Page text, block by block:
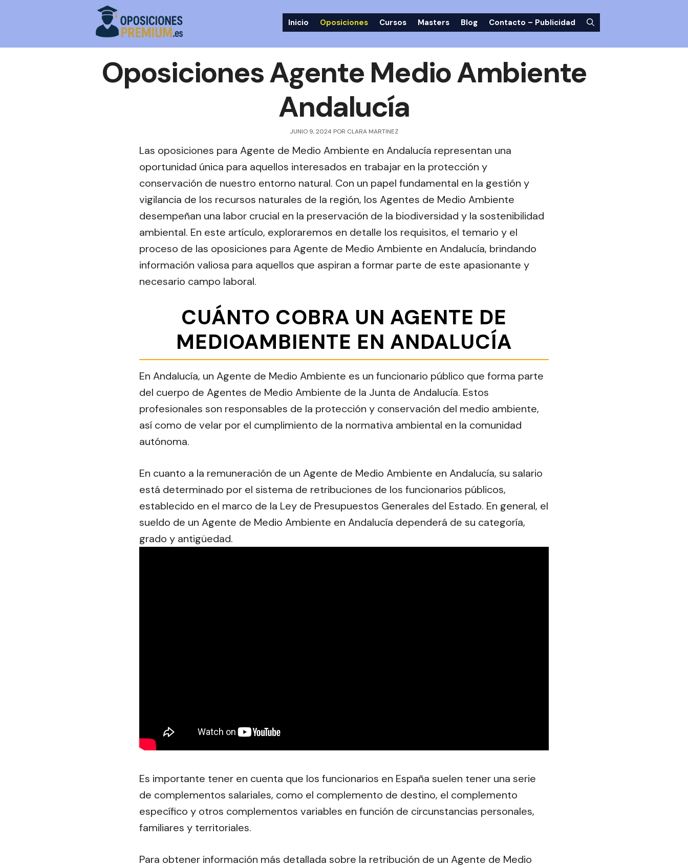
Inicio Oposiciones Cursos Masters Blog Contacto – Publicidad
Oposiciones Agente Medio Ambiente
Andalucía
JUNIO 9, 2024 POR CLARA MARTINEZ
Las oposiciones para Agente de Medio Ambiente en Andalucía representan una
oportunidad única para aquellos interesados en trabajar en la protección y
conservación de nuestro entorno natural. Con un papel fundamental en la gestión y
vigilancia de los recursos naturales de la región, los Agentes de Medio Ambiente
desempeñan una labor crucial en la preservación de la biodiversidad y la sostenibilidad
ambiental. En este artículo, exploraremos en detalle los requisitos, el temario y el
proceso de las oposiciones para Agente de Medio Ambiente en Andalucía, brindando
información valiosa para aquellos que aspiran a formar parte de este apasionante y
necesario campo laboral.
CUÁNTO COBRA UN AGENTE DE
MEDIOAMBIENTE EN ANDALUCÍA
En Andalucía, un Agente de Medio Ambiente es un funcionario público que forma parte
del cuerpo de Agentes de Medio Ambiente de la Junta de Andalucía. Estos
profesionales son responsables de la protección y conservación del medio ambiente,
así como de velar por el cumplimiento de la normativa ambiental en la comunidad
autónoma.
En cuanto a la remuneración de un Agente de Medio Ambiente en Andalucía, su salario
está determinado por el sistema de retribuciones de los funcionarios públicos,
establecido en el marco de la Ley de Presupuestos Generales del Estado. En general, el
sueldo de un Agente de Medio Ambiente en Andalucía dependerá de su categoría,
grado y antigüedad.
Es importante tener en cuenta que los funcionarios en España suelen tener una serie
de complementos salariales, como el complemento de destino, el complemento
específico y otros complementos variables en función de circunstancias personales,
familiares y territoriales.
Para obtener información más detallada sobre la retribución de un Agente de Medio